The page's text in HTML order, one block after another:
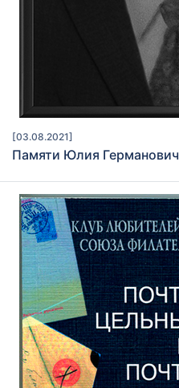
[03.08.2021]
Памяти Юлия